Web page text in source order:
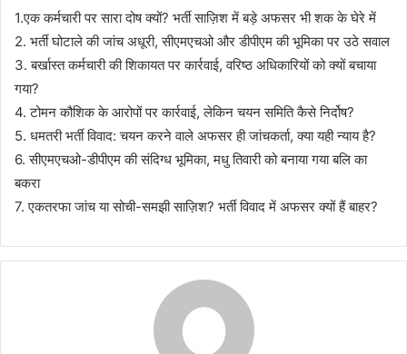
1.एक कर्मचारी पर सारा दोष क्यों? भर्ती साज़िश में बड़े अफसर भी शक के घेरे में
2. भर्ती घोटाले की जांच अधूरी, सीएमएचओ और डीपीएम की भूमिका पर उठे सवाल
3. बर्खास्त कर्मचारी की शिकायत पर कार्रवाई, वरिष्ठ अधिकारियों को क्यों बचाया
गया?
4. टोमन कौशिक के आरोपों पर कार्रवाई, लेकिन चयन समिति कैसे निर्दोष?
5. धमतरी भर्ती विवाद: चयन करने वाले अफसर ही जांचकर्ता, क्या यही न्याय है?
6. सीएमएचओ-डीपीएम की संदिग्ध भूमिका, मधु तिवारी को बनाया गया बलि का
बकरा
7. एकतरफा जांच या सोची-समझी साज़िश? भर्ती विवाद में अफसर क्यों हैं बाहर?